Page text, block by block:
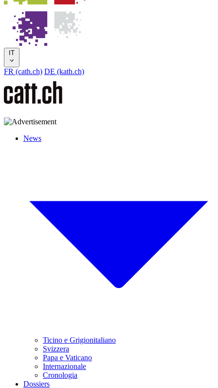
IT
FR (cath.ch) DE (kath.ch)
News
Ticino e Grigionitaliano
Svizzera
Papa e Vaticano
Internazionale
Cronologia
Dossiers